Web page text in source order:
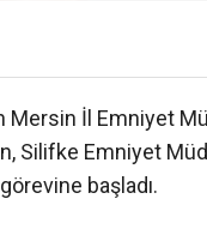
Mersin İl Emniyet
Silifke Emniyet
başladı.